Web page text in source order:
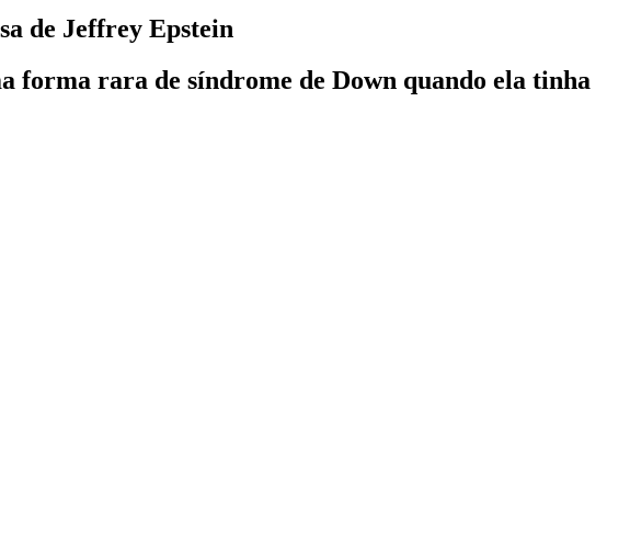
de Jeffrey Epstein
forma rara de síndrome de Down quando ela tinha